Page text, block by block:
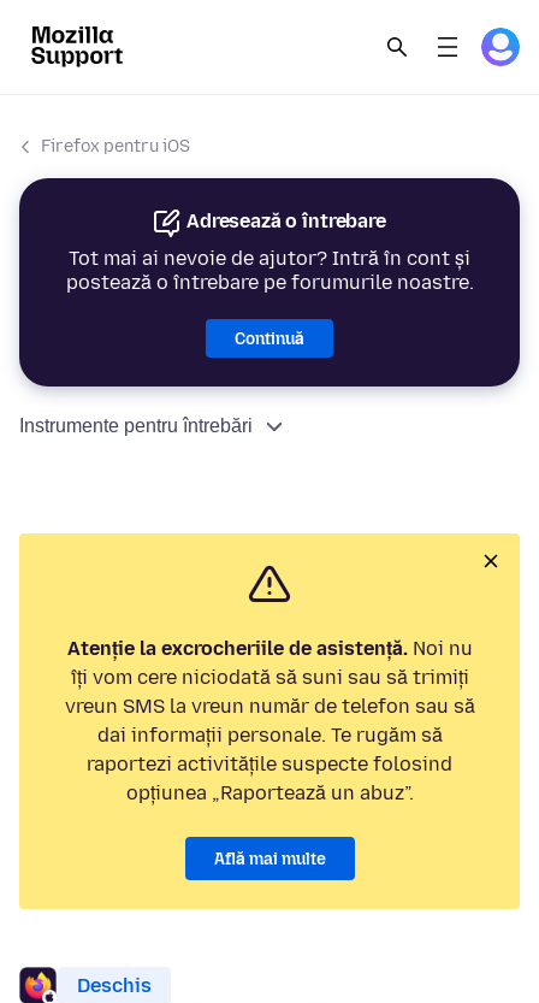
Firefox pentru iOS
Adresează o întrebare
Tot mai ai nevoie de ajutor? Intră în cont și
postează o întrebare pe forumurile noastre.
Continuă
Instrumente pentru întrebări
Atenție la excrocheriile de asistență.Noi nu
îți vom cere niciodată să suni sau să trimiți
vreun SMS la vreun număr de telefon sau să
dai informații personale. Te rugăm să
raportezi activitățile suspecte folosind
opțiunea „Raportează un abuz”.
Află mai multe
Deschis